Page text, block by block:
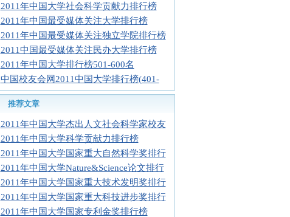
2011年中国大学社会科学贡献力排行榜
2011年中国最受媒体关注大学排行榜
2011年中国最受媒体关注独立学院排行榜
2011中国最受媒体关注民办大学排行榜
2011年中国大学排行榜501-600名
中国校友会网2011中国大学排行榜(401-
推荐文章
2011年中国大学杰出人文社会科学家校友
2011年中国大学科学贡献力排行榜
2011年中国大学国家重大自然科学奖排行
2011年中国大学Nature&Science论文排行
2011年中国大学国家重大技术发明奖排行
2011年中国大学国家重大科技进步奖排行
2011年中国大学国家专利金奖排行榜